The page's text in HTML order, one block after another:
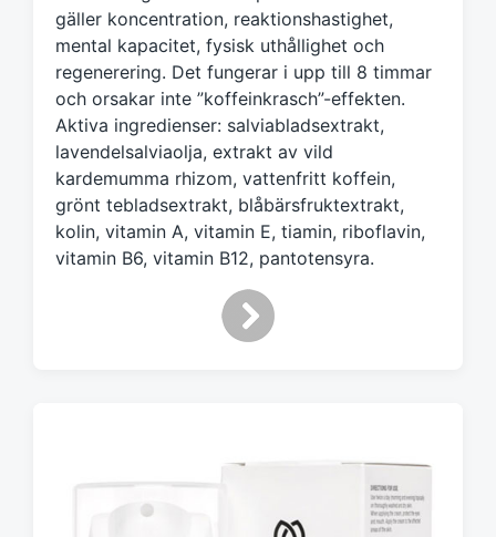
gäller koncentration, reaktionshastighet,
mental kapacitet, fysisk uthållighet och
regenerering. Det fungerar i upp till 8 timmar
och orsakar inte ”koffeinkrasch”-effekten.
Aktiva ingredienser: salviabladsextrakt,
lavendelsalviaolja, extrakt av vild
kardemumma rhizom, vattenfritt koffein,
grönt tebladsextrakt, blåbärsfruktextrakt,
kolin, vitamin A, vitamin E, tiamin, riboflavin,
vitamin B6, vitamin B12, pantotensyra.